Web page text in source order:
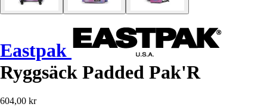
Eastpak
Ryggsäck Padded Pak'R
604,00 kr